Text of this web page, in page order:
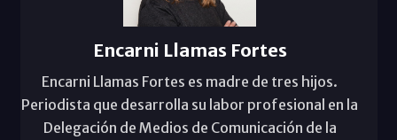
Encarni Llamas Fortes
Encarni Llamas Fortes es madre de tres hijos.
Periodista que desarrolla su labor profesional en la
Delegación de Medios de Comunicación de la